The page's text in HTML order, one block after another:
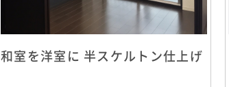
和室を洋室に 半スケルトン仕上げ